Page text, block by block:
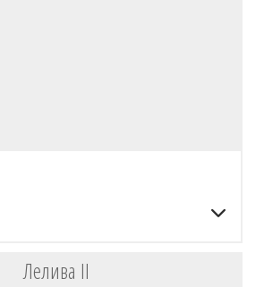
Лелива II